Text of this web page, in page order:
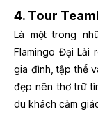
4. Tour
Là một trong
Flamingo Đại Lải
gia đình, tập thể
đẹp nên thơ trữ
du khách cảm